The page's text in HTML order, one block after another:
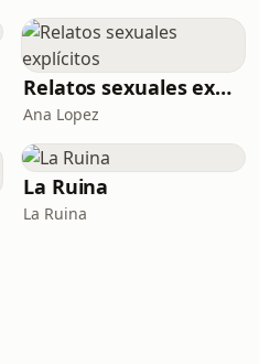
Relatos sexuales explícitos
Ana Lopez
La Ruina
La Ruina